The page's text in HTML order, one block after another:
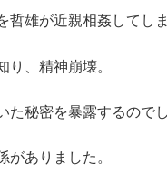
哲雄が近親相姦してし
り、精神崩壊。
た秘密を暴露するのでし
がありました。